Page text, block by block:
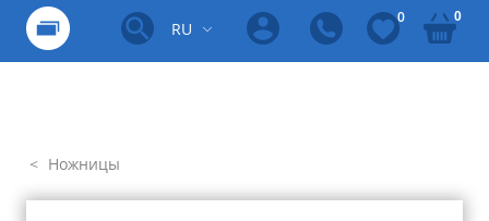
RU
0 0
Ножницы